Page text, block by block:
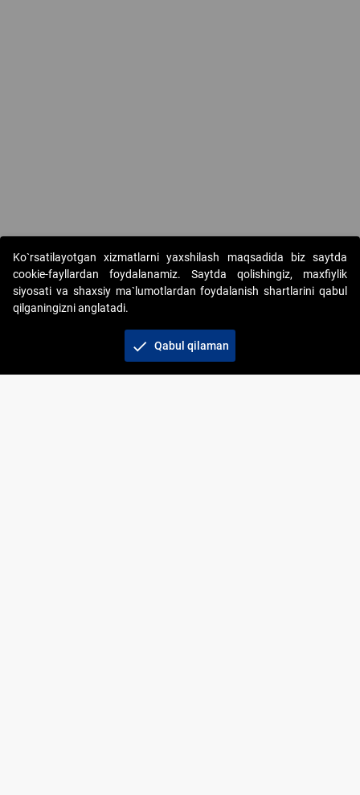
Copyright © 2017-2026. "Elektron onlayn-auksionlarni
tashkil etish" AJ. Barcha huquqlar himoyalangan
Ko`rsatilayotgan xizmatlarni yaxshilash maqsadida biz saytda
cookie-fayllardan foydalanamiz. Saytda qolishingiz, maxfiylik
siyosati va shaxsiy ma`lumotlardan foydalanish shartlarini qabul
qilganingizni anglatadi.
check Qabul qilaman